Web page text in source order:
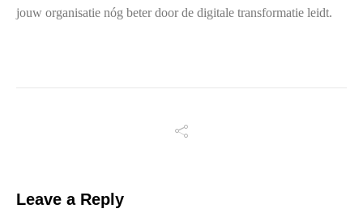
jouw organisatie nóg beter door de digitale transformatie leidt.
Leave a Reply